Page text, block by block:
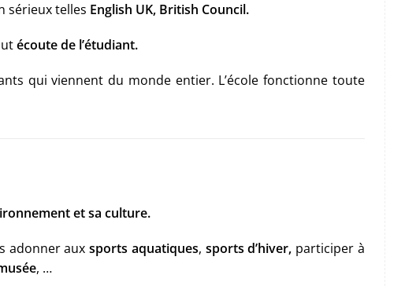
sérieux telles English UK, British Council.
écoute de l’étudiant.
qui viennent du monde entier. L’école fonctionne toute
et sa culture.
adonner auxsports aquatiques, sports d’hiver, participer à
, …